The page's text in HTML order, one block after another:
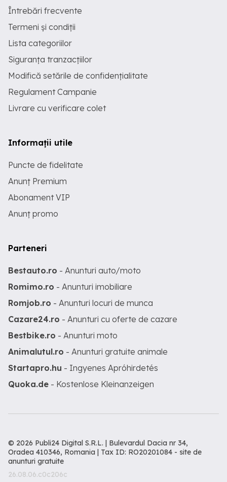
Întrebări frecvente
Termeni și condiții
Lista categoriilor
Siguranța tranzacțiilor
Modifică setările de confidențialitate
Regulament Campanie
Livrare cu verificare colet
Informații utile
Puncte de fidelitate
Anunț Premium
Abonament VIP
Anunț promo
Parteneri
Bestauto.ro - Anunturi auto/moto
Romimo.ro - Anunturi imobiliare
Romjob.ro - Anunturi locuri de munca
Cazare24.ro - Anunturi cu oferte de cazare
Bestbike.ro - Anunturi moto
Animalutul.ro - Anunturi gratuite animale
Startapro.hu - Ingyenes Apróhirdetés
Quoka.de - Kostenlose Kleinanzeigen
© 2026 Publi24 Digital S.R.L. | Bulevardul Dacia nr 34,
Oradea 410346, Romania | Tax ID: RO20201084 - site de
anunturi gratuite
26.08.06.c0c206c